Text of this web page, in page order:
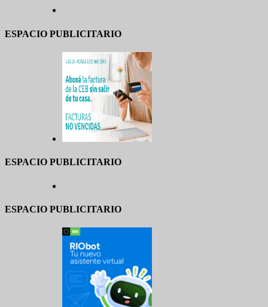
ESPACIO PUBLICITARIO
ESPACIO PUBLICITARIO
ESPACIO PUBLICITARIO